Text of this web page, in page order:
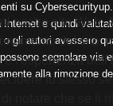
su
e quindi
gli autori avessero
segnalare via
alla rimozione
nostro sito Web.
del sito,
e l'esperienza
tu stesso
notare che se li